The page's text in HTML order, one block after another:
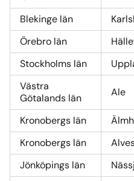
Blekinge län
Örebro län
Stockholms län
Västra
Götalands län
Ale
Kronobergs län
Kronobergs län
Jönköpings län